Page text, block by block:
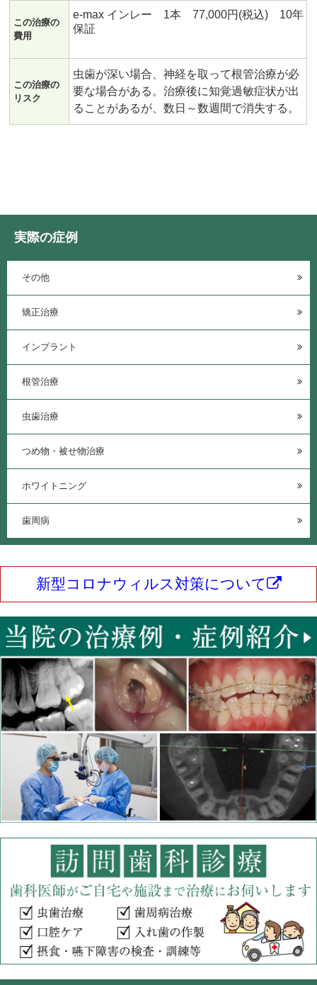
この治療の
費用
e-max インレー 1本 77,000円(税込) 10年
保証
この治療の
リスク
虫歯が深い場合、神経を取って根管治療が必
要な場合がある。治療後に知覚過敏症状が出
ることがあるが、数日～数週間で消失する。
実際の症例
その他
矯正治療
インプラント
根管治療
虫歯治療
つめ物・被せ物治療
ホワイトニング
歯周病
新型コロナウィルス対策について